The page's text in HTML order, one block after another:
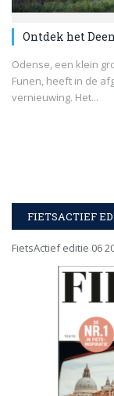
Ontdek het
Odense, een klein
Funen, heeft in de
vernieuwing. Het...
FIETSACTIEF
FietsActief editie 06